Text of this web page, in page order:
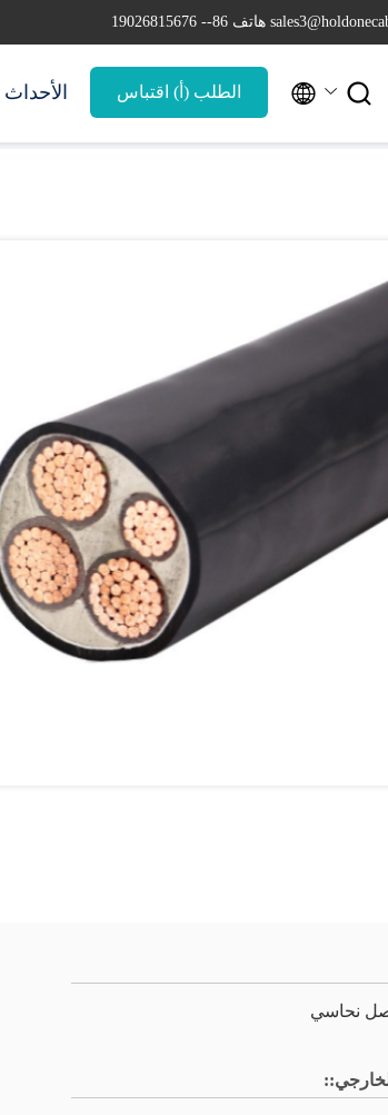
هاتف 86-- 19026815676
الأحداث الطلب (أ) اقتباس  
نحاسي